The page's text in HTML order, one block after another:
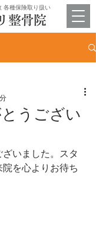
各種保険取り扱い
うござい
いました。スタ
を心よりお待ち